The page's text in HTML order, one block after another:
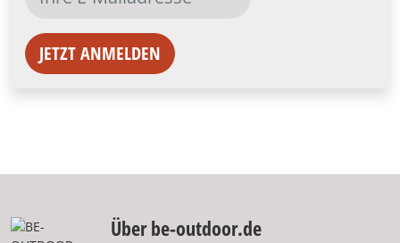
JETZT ANMELDEN
Über be-outdoor.de